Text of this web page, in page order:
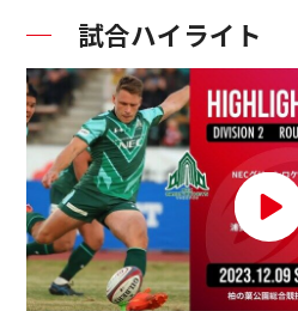
試合ハイライト